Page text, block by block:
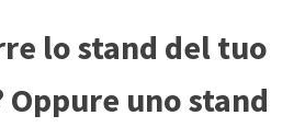
lo stand del tuo
uno stand